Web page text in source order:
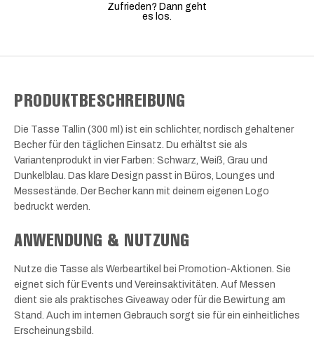
Zufrieden? Dann geht
es los.
PRODUKTBESCHREIBUNG
Die Tasse Tallin (300 ml) ist ein schlichter, nordisch gehaltener
Becher für den täglichen Einsatz. Du erhältst sie als
Variantenprodukt in vier Farben: Schwarz, Weiß, Grau und
Dunkelblau. Das klare Design passt in Büros, Lounges und
Messestände. Der Becher kann mit deinem eigenen Logo
bedruckt werden.
ANWENDUNG & NUTZUNG
Nutze die Tasse als Werbeartikel bei Promotion-Aktionen. Sie
eignet sich für Events und Vereinsaktivitäten. Auf Messen
dient sie als praktisches Giveaway oder für die Bewirtung am
Stand. Auch im internen Gebrauch sorgt sie für ein einheitliches
Erscheinungsbild.